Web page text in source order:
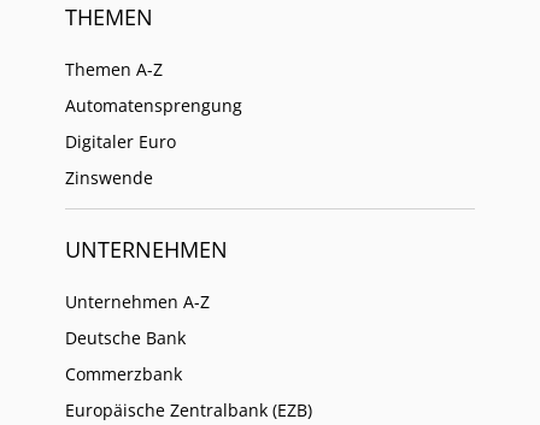
THEMEN
Themen A-Z
Automatensprengung
Digitaler Euro
Zinswende
UNTERNEHMEN
Unternehmen A-Z
Deutsche Bank
Commerzbank
Europäische Zentralbank (EZB)